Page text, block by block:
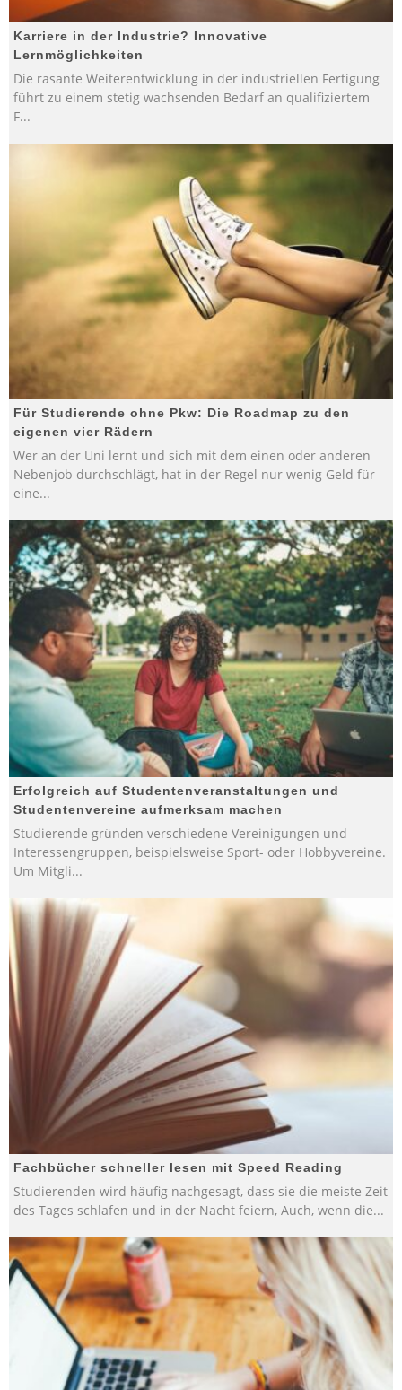
Karriere in der Industrie? Innovative
Lernmöglichkeiten
Die rasante Weiterentwicklung in der industriellen Fertigung
führt zu einem stetig wachsenden Bedarf an qualifiziertem
F...
Für Studierende ohne Pkw: Die Roadmap zu den
eigenen vier Rädern
Wer an der Uni lernt und sich mit dem einen oder anderen
Nebenjob durchschlägt, hat in der Regel nur wenig Geld für
eine...
Erfolgreich auf Studentenveranstaltungen und
Studentenvereine aufmerksam machen
Studierende gründen verschiedene Vereinigungen und
Interessengruppen, beispielsweise Sport- oder Hobbyvereine.
Um Mitgli...
Fachbücher schneller lesen mit Speed Reading
Studierenden wird häufig nachgesagt, dass sie die meiste Zeit
des Tages schlafen und in der Nacht feiern, Auch, wenn die...